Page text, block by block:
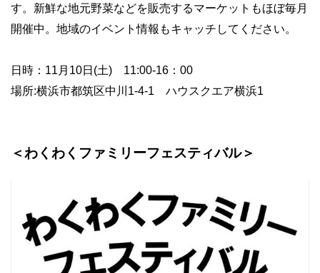
す。新鮮な地元野菜などを販売するマーケットもほぼ毎月
開催中。地域のイベント情報もキャッチしてください。
日時：11月10日(土) 11:00-16：00
場所:横浜市都筑区中川1-4-1 ハウスクエア横浜1
＜わくわくファミリーフェスティバル＞